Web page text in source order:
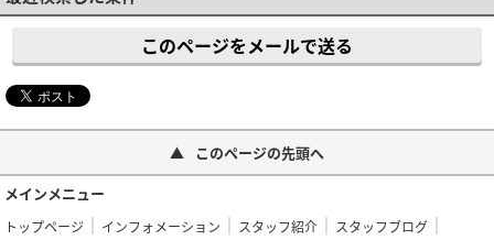
このページをメールで送る
このページの先頭へ
メインメニュー
トップページ インフォメーション スタッフ紹介
スタッフブログ